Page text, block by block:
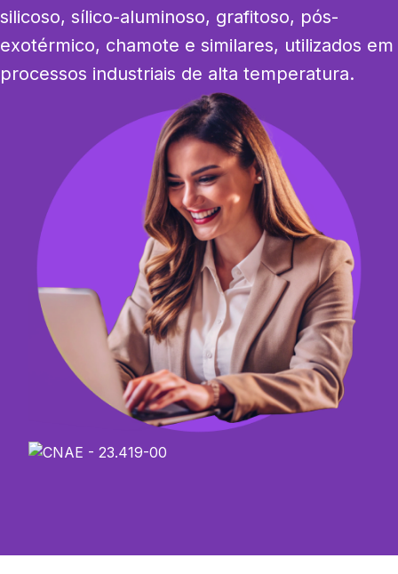
silicoso, sílico-aluminoso, grafitoso, pós-
exotérmico, chamote e similares, utilizados em
processos industriais de alta temperatura.